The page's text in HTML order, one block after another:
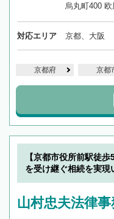
烏丸町400
対応エリア 京都、大阪
京都府 京都
【京都市役所前駅徒
を受け継ぐ相続を実現
山村忠夫法律